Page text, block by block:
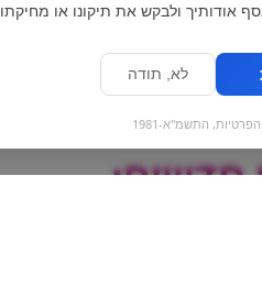
חדשים:
אודותיך ולבקש את תיקונו או
לא, תודה
התשמ"א-1981